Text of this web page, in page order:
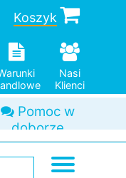
Nasi
Klienci
Koszyk
Szybka
wysyłka